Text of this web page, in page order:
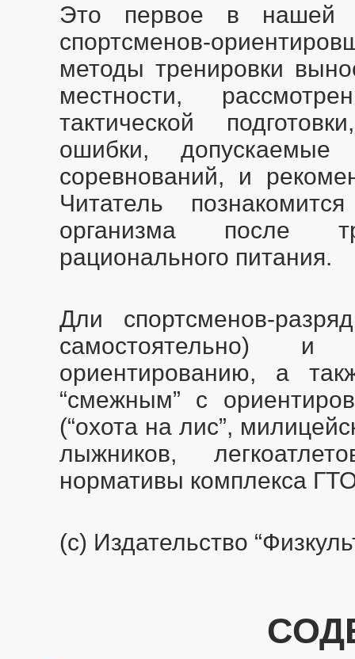
Это первое в нашей
спортсменов-
методы тренировки
местности,
тактической
ошибки, допускаемые
соревнований, и
Читатель
организма после
рационального питания.
Дли спортсменов-
самостоятельно)
ориентированию, а
“смежным” с
(“охота на лис”,
лыжников,
нормативы комплекса
(с) Издательство